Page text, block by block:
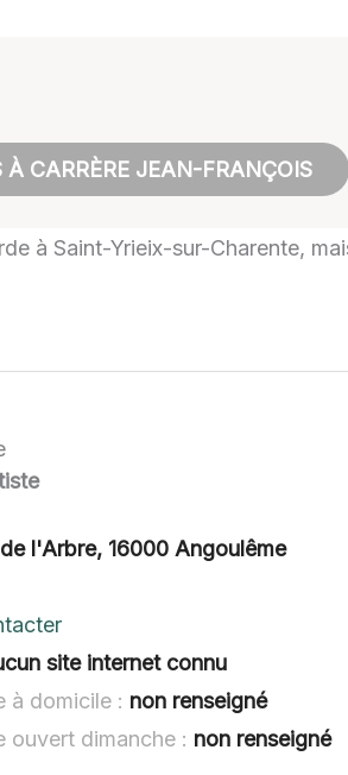
CARRÈRE JEAN-FRANÇOIS
à Saint-Yrieix-sur-Charente,
de l'Arbre, 16000 Angoulême
site internet connu
à domicile : non renseigné
ouvert dimanche : non renseigné